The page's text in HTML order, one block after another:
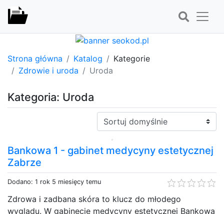
Strona główna Katalog
Kategorie
Zdrowie i uroda
Uroda
Kategoria: Uroda
Sortuj:
Bankowa 1 - gabinet medycyny estetycznej
Zabrze
Dodano: 1 rok 5 miesięcy temu
Zdrowa i zadbana skóra to klucz do młodego
wyglądu. W gabinecie medycyny estetycznej Bankowa